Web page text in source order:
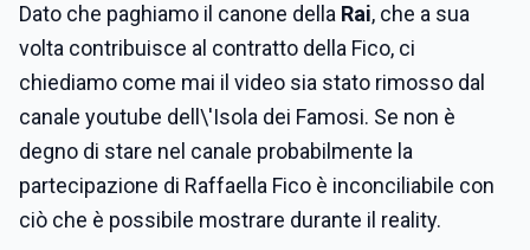
Dato che paghiamo il canone della Rai, che a sua
volta contribuisce al contratto della Fico, ci
chiediamo come mai il video sia stato rimosso dal
canale youtube dell\'Isola dei Famosi. Se non è
degno di stare nel canale probabilmente la
partecipazione di Raffaella Fico è inconciliabile con
ciò che è possibile mostrare durante il reality.